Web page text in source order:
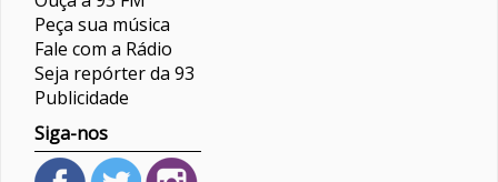
Peça sua música
Fale com a Rádio
Seja repórter da 93
Publicidade
Siga-nos